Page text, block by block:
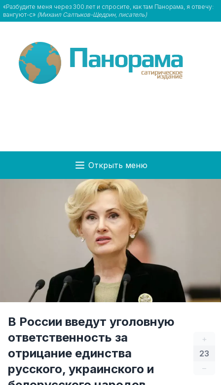
«Разбудите меня через 300 лет и спросите, как там Панорама, я отвечу:
вангуют-с» (Михаил Салтыков-Щедрин, писатель)
Открыть меню
+
23
–
В России введут уголовную
ответственность за
отрицание единства
русского, украинского и